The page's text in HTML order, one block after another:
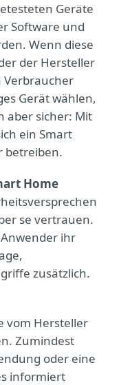
Geräte
Software und
Wenn diese
der Hersteller
Verbraucher
Gerät wählen,
aber sicher: Mit
ein Smart
betreiben.
Home
se vertrauen.
ihr
zusätzlich.
vom Hersteller
Zumindest
oder eine
informiert